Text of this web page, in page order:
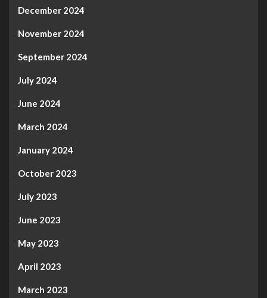
December 2024
November 2024
September 2024
July 2024
June 2024
March 2024
January 2024
October 2023
July 2023
June 2023
May 2023
April 2023
March 2023